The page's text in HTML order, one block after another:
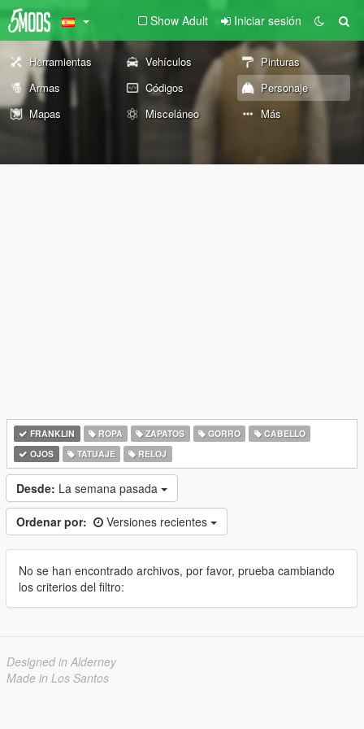
Show Adult Iniciar sesión
Herramientas Vehículos
Pinturas
Armas
Códigos
Personaje
Mapas
Misceláneo Más
FRANKLIN ROPA ZAPATOS GORRO
CABELLO
OJOS
TATUAJE RELOJ
Desde: La semana pasada
Ordenar por: Versiones recientes
No se han encontrado archivos, por favor, prueba cambiando
los criterios del filtro:
Designed in Alderney
Made in Los Santos